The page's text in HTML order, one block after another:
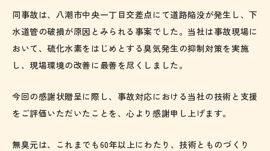
同事故は、八潮市中央一丁目交差点にて道路陥没が発生し、下
水道管の破損が原因とみられる事案でした。当社は事故現場に
おいて、硫化水素をはじめとする臭気発生の抑制対策を実施
し、現場環境の改善に最善を尽くしました。
今回の感謝状贈呈に際し、事故対応における当社の技術と支援
をご評価いただいたことを、心より感謝申し上げます。
無臭元は、これまでも60年以上にわたり、技術とものづくり